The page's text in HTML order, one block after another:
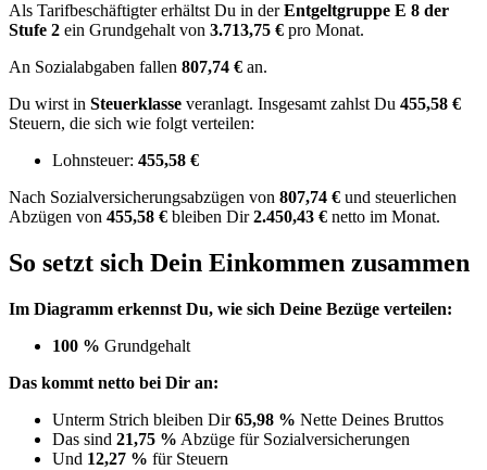
Als Tarifbeschäftigter erhältst Du in derEntgeltgruppe E 8 der
Stufe 2 ein Grundgehalt von 3.713,75 € pro Monat.
An Sozialabgaben fallen 807,74 € an.
Du wirst in Steuerklasse veranlagt. Insgesamt zahlst Du 455,58 €
Steuern, die sich wie folgt verteilen:
Lohnsteuer: 455,58 €
Nach Sozialversicherungsabzügen von 807,74 € und steuerlichen
Abzügen von 455,58 € bleiben Dir2.450,43 € netto im Monat.
So setzt sich Dein Einkommen zusammen
Im Diagramm erkennst Du, wie sich Deine Bezüge verteilen:
100 % Grundgehalt
Das kommt netto bei Dir an:
Unterm Strich bleiben Dir65,98 % Nette Deines Bruttos
Das sind 21,75 % Abzüge für Sozialversicherungen
Und 12,27 % für Steuern